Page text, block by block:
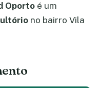
Oporto é um
no bairro Vila